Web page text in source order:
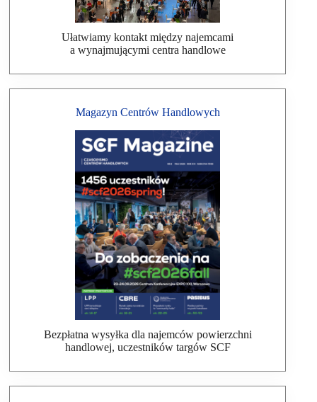
Ułatwiamy kontakt między najemcami
a wynajmującymi centra handlowe
Magazyn Centrów Handlowych
Bezpłatna wysyłka dla najemców powierzchni
handlowej, uczestników targów SCF